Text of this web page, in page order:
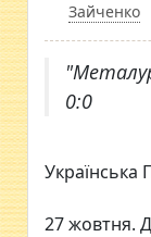
Зайченко
0:0
Українська
27 жовтня.